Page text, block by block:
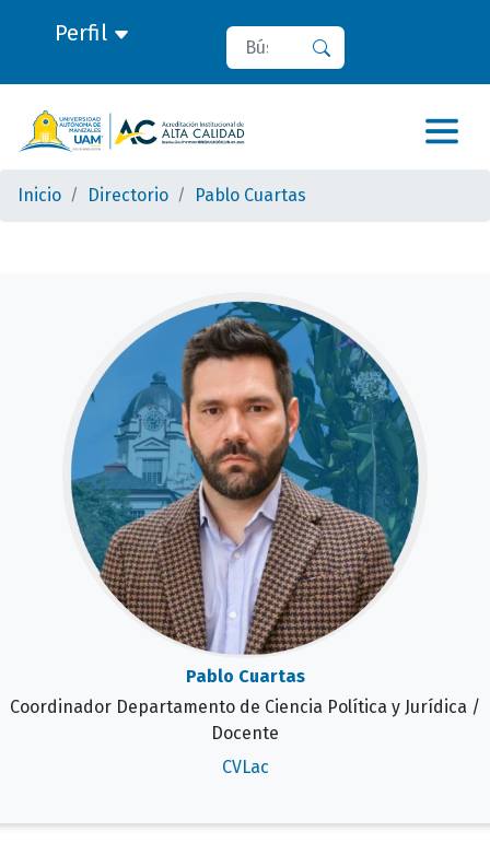
Perfil Buscar
Inicio Directorio Pablo Cuartas
Pablo Cuartas
Coordinador Departamento de Ciencia Política y Jurídica /
Docente
CVLac